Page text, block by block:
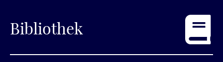
Service
Bibliothek